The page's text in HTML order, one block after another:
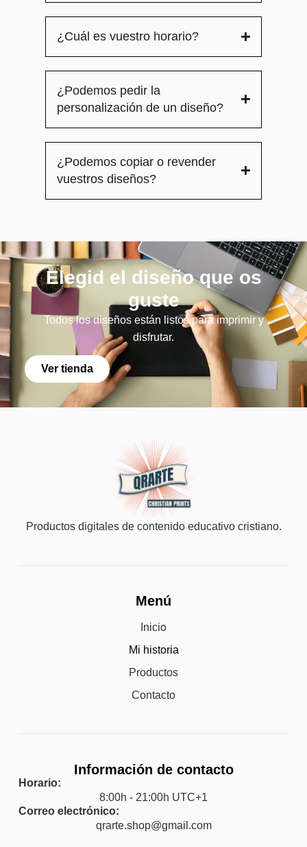
¿Cuál es vuestro horario?
¿Podemos pedir la
personalización de un diseño?
¿Podemos copiar o revender
vuestros diseños?
Elegid el diseño que os
guste
Todos los diseños están listos para imprimir y
disfrutar.
Ver tienda
Productos digitales de contenido educativo cristiano.
Menú
Inicio
Mi historia
Productos
Contacto
Información de contacto
Horario:
8:00h - 21:00h UTC+1
Correo electrónico:
qrarte.shop@gmail.com